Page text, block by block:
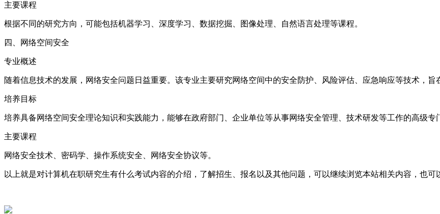
主要课程
根据不同的研究方向，可能包括机器学习、深度学习、数据挖掘、图像处理、自然语言处理等课程。
四、网络空间安全
专业概述
随着信息技术的发展，网络安全问题日益重要。该专业主要研究网络空间中的安全防护、风险评估、应急响应等技术，旨
培养目标
培养具备网络空间安全理论知识和实践能力，能够在政府部门、企业单位等从事网络安全管理、技术研发等工作的高级专
主要课程
网络安全技术、密码学、操作系统安全、网络安全协议等。
以上就是对计算机在职研究生有什么考试内容的介绍，了解招生、报名以及其他问题，可以继续浏览本站相关内容，也可